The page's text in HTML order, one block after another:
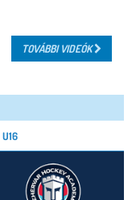
TOVÁBBI VIDEÓK
U16